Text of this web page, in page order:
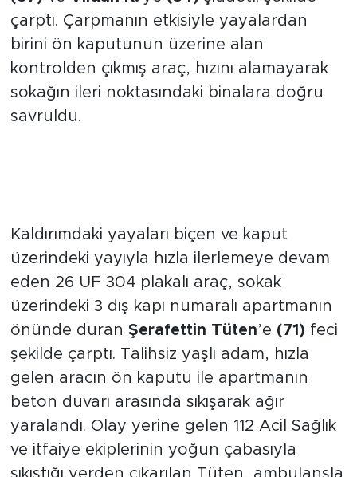
(57)veVildan K.'ye(34)şiddetli şekilde
çarptı. Çarpmanın etkisiyle yayalardan
birini ön kaputunun üzerine alan
kontrolden çıkmış araç, hızını alamayarak
sokağın ileri noktasındaki binalara doğru
Kaldırımdaki yayaları biçen ve kaput
üzerindeki yayıyla hızla ilerlemeye devam
eden 26 UF 304 plakalı araç, sokak
üzerindeki 3 dış kapı numaralı apartmanın
önünde duranŞerafettin Tüten’e(71)feci
şekilde çarptı. Talihsiz yaşlı adam, hızla
gelen aracın ön kaputu ile apartmanın
beton duvarı arasında sıkışarak ağır
yaralandı. Olay yerine gelen 112 Acil Sağlık
ve itfaiye ekiplerinin yoğun çabasıyla